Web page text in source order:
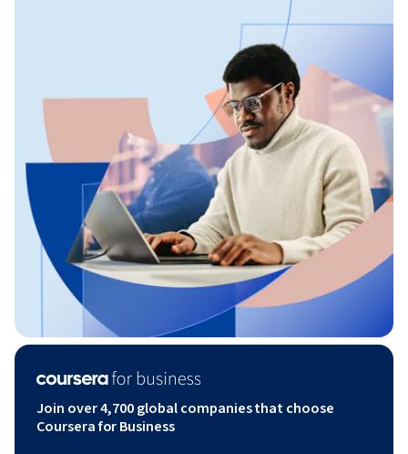
Join over 4,700 global companies that choose
Coursera for Business